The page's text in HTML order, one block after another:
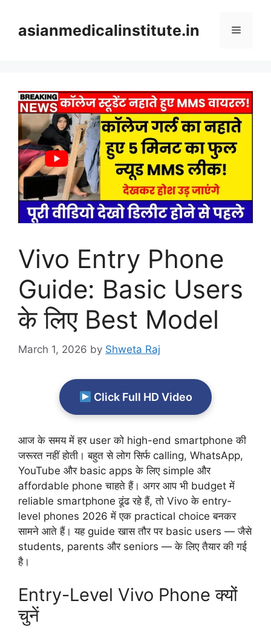
contentasianmedicalinstitute.in Menu
Vivo Entry Phone
Guide: Basic Users
के लिए Best Model
March 1, 2026 by Shweta Raj
Click Full HD Video
आज के समय में हर user को high-end smartphone की
जरूरत नहीं होती। बहुत से लोग सिर्फ calling, WhatsApp,
YouTube और basic apps के लिए simple और
affordable phone चाहते हैं। अगर आप भी budget में
reliable smartphone ढूंढ रहे हैं, तो Vivo के entry-
level phones 2026 में एक practical choice बनकर
सामने आते हैं। यह guide खास तौर पर basic users — जैसे
students, parents और seniors — के लिए तैयार की गई
है।
Entry-Level Vivo Phone क्यों
चुनें